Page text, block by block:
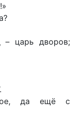
– царь дворов;
да ещё с